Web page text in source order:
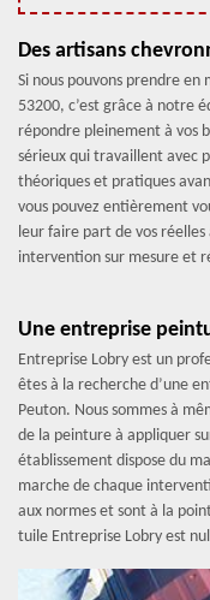
Des artisans
Si nous pouvons prendre
53200, c’est grâce à notre
répondre pleinement à vos
sérieux qui travaillent avec
théoriques et pratiques
vous pouvez entièrement
leur faire part de vos
intervention sur mesure et
Une entreprise
Entreprise Lobry est un
êtes à la recherche d’une
Peuton. Nous sommes à
de la peinture à appliquer
établissement dispose du
marche de chaque
aux normes et sont à la
tuile Entreprise Lobry est